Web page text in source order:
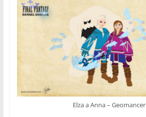
Elza a Anna – Geomancer